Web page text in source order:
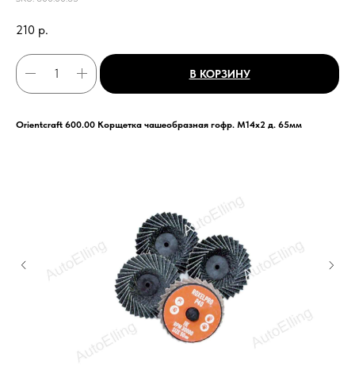
210 р.
В КОРЗИНУ
Orientcraft 600.00 Корщетка чашеобразная гофр. М14х2 д. 65мм